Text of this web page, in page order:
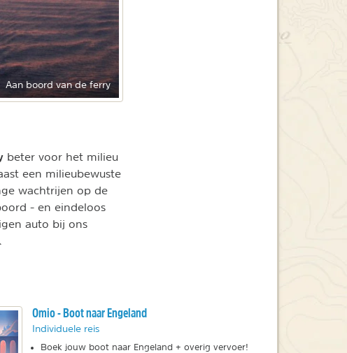
Aan boord van de ferry
beter voor het milieu
een milieubewuste
wachtrijen op de
- en eindeloos
auto bij ons
Omio - Boot naar Engeland
Individuele reis
Boek jouw boot naar Engeland + overig vervoer!